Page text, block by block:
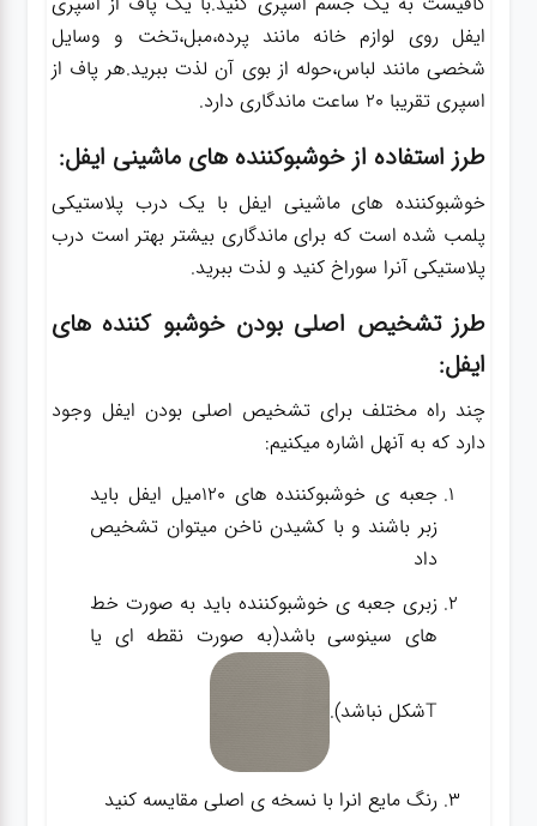
ایفل روی لوازم خانه مانند پرده،مبل،تخت و وسایل
شخصی مانند لباس،حوله از بوی آن لذت ببرید.هر پاف از
اسپری تقریبا 20 ساعت ماندگاری دارد.
طرز استفاده از خوشبوکننده های ماشینی ایفل:
خوشبوکننده های ماشینی ایفل با یک درب پلاستیکی
پلمب شده است که برای ماندگاری بیشتر بهتر است درب
پلاستیکی آنرا سوراخ کنید و لذت ببرید.
طرز تشخیص اصلی بودن خوشبو کننده های
ایفل:
چند راه مختلف برای تشخیص اصلی بودن ایفل وجود
دارد که به آنهل اشاره میکنیم:
جعبه ی خوشبوکننده های 120میل ایفل باید
زبر باشند و با کشیدن ناخن میتوان تشخیص
داد
زبری جعبه ی خوشبوکننده باید به صورت خط
های سینوسی باشد(به صورت نقطه ای یا
Tشکل نباشد).
رنگ مایع انرا با نسخه ی اصلی مقایسه کنید